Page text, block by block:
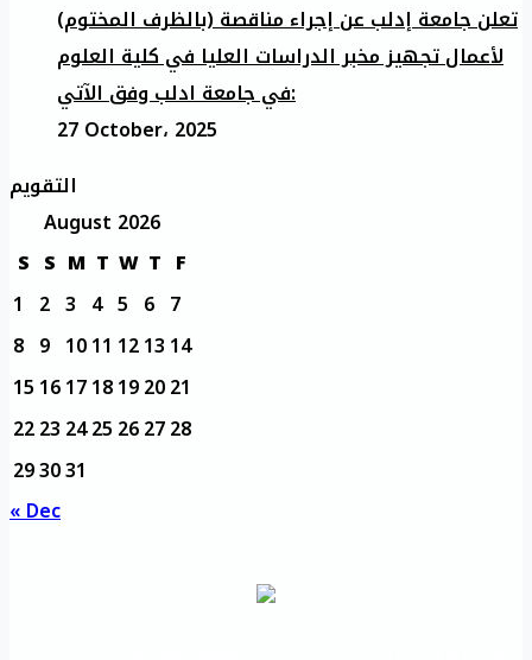
تعلن جامعة إدلب عن إجراء مناقصة (بالظرف المختوم)
لأعمال تجهيز مخبر الدراسات العليا في كلية العلوم
في جامعة ادلب وفق الآتي:
27 October، 2025
التقويم
August 2026
S S M T W T F
1 2 3 4 5 6 7
8 9 1011 121314
15161718192021
22232425262728
293031
« Dec